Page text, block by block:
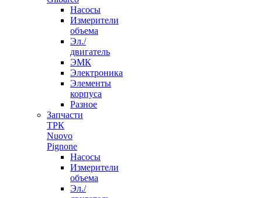
Насосы
Измерители
объема
Эл./
двигатель
ЭМК
Электроника
Элементы
корпуса
Разное
Запчасти
ТРК
Nuovo
Pignone
Насосы
Измерители
объема
Эл./